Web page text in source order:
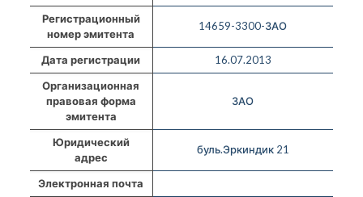
Регистрационный
номер эмитента
14659-3300-ЗАО
Дата регистрации
16.07.2013
Организационная
правовая форма
эмитента
ЗАО
Юридический
адрес
буль.Эркиндик 21
Электронная почта